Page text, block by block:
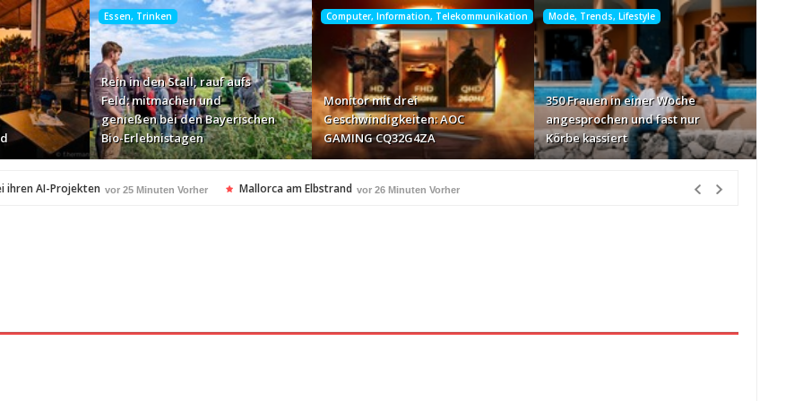
Essen, Trinken
Rein in den Stall, rauf aufs
Feld: mitmachen und
genießen bei den Bayerischen
Bio-Erlebnistagen
Computer, Information, Telekommunikation
Monitor mit drei
Geschwindigkeiten: AOC
GAMING CQ32G4ZA
Mode, Trends, Lifestyle
350 Frauen in einer Woche
angesprochen und fast nur
Körbe kassiert
ihren AI-Projekten vor 25 Minuten Vorher Mallorca am Elbstrand vor 26 Minuten Vorher